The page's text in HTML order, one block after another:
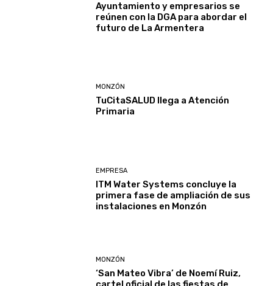
Ayuntamiento y empresarios se
reúnen con la DGA para abordar el
futuro de La Armentera
MONZÓN
TuCitaSALUD llega a Atención
Primaria
EMPRESA
ITM Water Systems concluye la
primera fase de ampliación de sus
instalaciones en Monzón
MONZÓN
‘San Mateo Vibra’ de Noemí Ruiz,